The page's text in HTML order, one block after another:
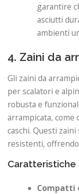
garantire
asciutti
ambienti
4. Zaini da
Gli zaini da
per scalatori e
robusta e
arrampicata, come
caschi. Questi
resistenti,
Caratteristiche
Compatti